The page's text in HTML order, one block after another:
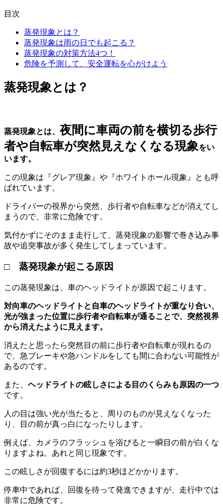
目次
蒸発現象とは？
蒸発現象は雨の日でも起こる？
蒸発現象の対策方法4つ！
危険を予測して、安全運転を心がけよう
蒸発現象とは？
蒸発現象とは、 夜間に車両の前を横切る歩行
者や自転車が突然見えなくなる現象をい
います。
この現象は『グレア現象』や『ホワイトホール現象』とも呼
ばれています。
ドライバーの視界から突然、歩行者や自転車などが消えてし
まうので、非常に危険です。
気付かずにそのまま走行して、蒸発現象の影響で巻き込み事
故や追突事故が多く発生してしまっています。
□ 蒸発現象が起こる原因
この蒸発現象は、車のヘッドライトが原因で起こります。
対向車のヘッドライトと自車のヘッドライトが重なり合い、
光が強まった位置に歩行者や自転車が通ることで、突然視界
から消えたように見えます。
消えたと思ったら突然目の前に歩行者や自転車が現れるの
で、急ブレーキや急ハンドルをしても間に合わない可能性が
あるのです。
また、 ヘッドライトの眩しさによる目のくらみも原因の一つ
です。
人の目は強い光が当たると、周りのものが見えなくなった
り、目の前が真っ白になったりします。
例えば、カメラのフラッシュを浴びると一瞬目の前が白くな
りますよね。あれと同じ現象です。
この眩しさが回復するには約3秒ほどかかります。
停車中であれば、回復を待って発進できますが、走行中では
非常に危険です。